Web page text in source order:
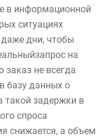
в информационной
ситуациях
дни, чтобы
на
заказ не всегда
базу данных о
такой задержки в
спроса
снижается, а объем